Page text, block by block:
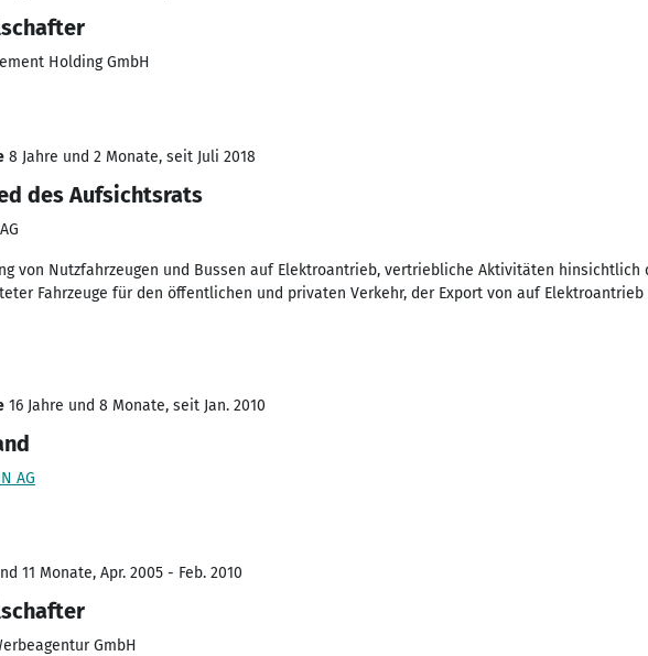
Holding GmbH
8 Jahre und 2 Monate, seit Juli 2018
des Aufsichtsrats
von Nutzfahrzeugen und Bussen auf Elektroantrieb, vertriebliche Aktivitäten hinsichtlich
Fahrzeuge für den öffentlichen und privaten Verkehr, der Export von auf Elektroantrieb
16 Jahre und 8 Monate, seit Jan. 2010
AG
11 Monate, Apr. 2005 - Feb. 2010
GmbH